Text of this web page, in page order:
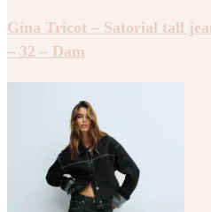
Gina Tricot – Satorial tall
– 32 – Dam